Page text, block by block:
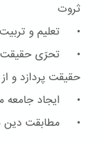
ثروت
• تعلیم و
• تحرّی حقیقت
حقیقت پردازد و
• ایجاد جامعه
• مطابقت دین